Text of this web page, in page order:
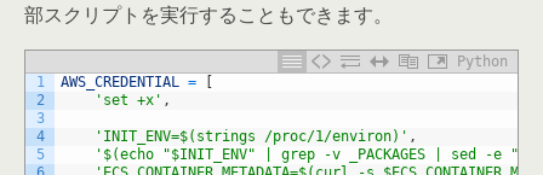
部スクリプトを実行することもできます。
Python
1
2
3
4
5
AWS_CREDENTIAL =
'set +x' ,
'INIT_ENV=$(strings /proc/1/environ)' ,
'$(echo "$INIT_ENV" | grep -v _PACKAGES | sed -e